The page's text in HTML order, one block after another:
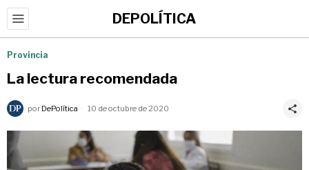
DEPOLÍTICA
Provincia
La lectura recomendada
por DePolítica 10 de octubre de 2020